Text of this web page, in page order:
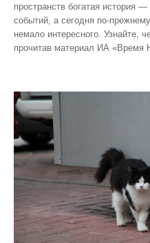
пространств богатая история
событий, а сегодня
немало интересного. Узнайте,
прочитав материал ИА «Время